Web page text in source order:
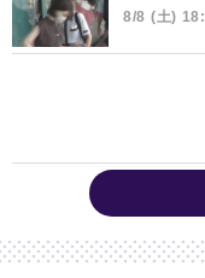
8/8 (土)